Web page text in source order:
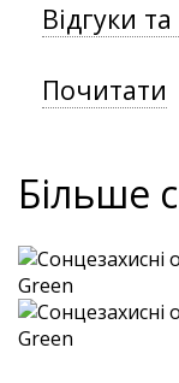
Відгуки
Почитати
Більше